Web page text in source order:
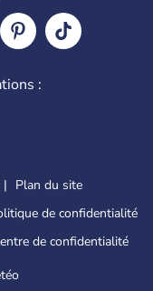
:
Plan du site
de confidentialité
de confidentialité